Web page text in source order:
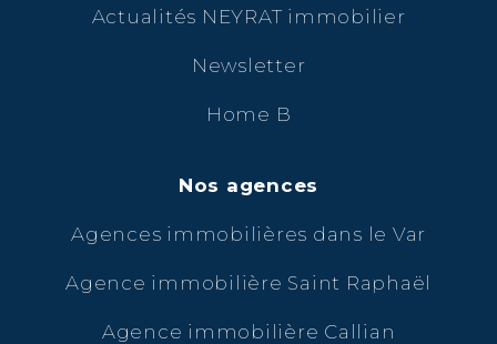
Actualités NEYRAT immobilier
Newsletter
Home B
Nos agences
Agences immobilières dans le Var
Agence immobilière Saint Raphaël
Agence immobilière Callian